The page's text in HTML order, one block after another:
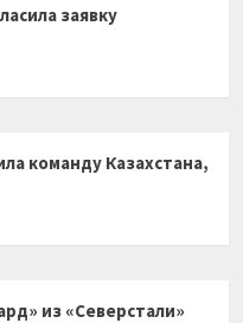
заявку
команду Казахстана,
из «Северстали»